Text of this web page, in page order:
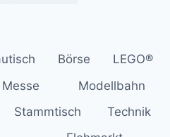
Börse
LEGO®
Messe
Modellbahn
Stammtisch
Technik